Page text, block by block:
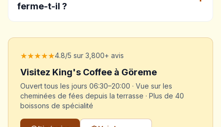
ferme-t-il ?
★★★★★4.8/5 sur 3,800+ avis
Visitez King's Coffee à Göreme
Ouvert tous les jours 06:30–20:00 · Vue sur les
cheminées de fées depuis la terrasse · Plus de 40
boissons de spécialité